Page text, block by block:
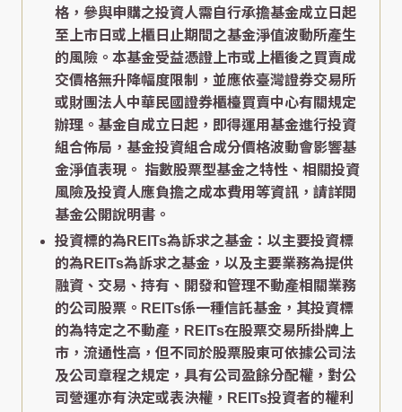
格，參與申購之投資人需自行承擔基金成立日起
至上市日或上櫃日止期間之基金淨值波動所產生
的風險。本基金受益憑證上市或上櫃後之買賣成
交價格無升降幅度限制，並應依臺灣證券交易所
或財團法人中華民國證券櫃檯買賣中心有關規定
辦理。基金自成立日起，即得運用基金進行投資
組合佈局，基金投資組合成分價格波動會影響基
金淨值表現。 指數股票型基金之特性、相關投資
風險及投資人應負擔之成本費用等資訊，請詳閱
基金公開說明書。
投資標的為REITs為訴求之基金：以主要投資標
的為REITs為訴求之基金，以及主要業務為提供
融資、交易、持有、開發和管理不動產相關業務
的公司股票。REITs係一種信託基金，其投資標
的為特定之不動產，REITs在股票交易所掛牌上
市，流通性高，但不同於股票股東可依據公司法
及公司章程之規定，具有公司盈餘分配權，對公
司營運亦有決定或表決權，REITs投資者的權利